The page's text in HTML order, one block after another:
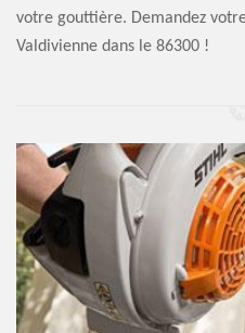
votre gouttière. Demandez
Valdivienne dans le 86300 !